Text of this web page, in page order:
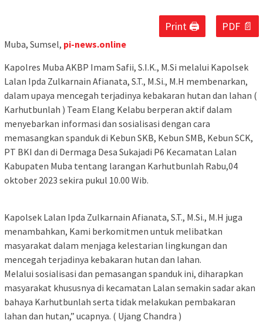
Print 🖨 PDF 📄
Muba, Sumsel, pi-news.online
Kapolres Muba AKBP Imam Safii, S.I.K., M.Si melalui Kapolsek
Lalan Ipda Zulkarnain Afianata, S.T., M.Si., M.H membenarkan,
dalam upaya mencegah terjadinya kebakaran hutan dan lahan (
Karhutbunlah ) Team Elang Kelabu berperan aktif dalam
menyebarkan informasi dan sosialisasi dengan cara
memasangkan spanduk di Kebun SKB, Kebun SMB, Kebun SCK,
PT BKI dan di Dermaga Desa Sukajadi P6 Kecamatan Lalan
Kabupaten Muba tentang larangan Karhutbunlah Rabu,04
oktober 2023 sekira pukul 10.00 Wib.
Kapolsek Lalan Ipda Zulkarnain Afianata, S.T., M.Si., M.H juga
menambahkan, Kami berkomitmen untuk melibatkan
masyarakat dalam menjaga kelestarian lingkungan dan
mencegah terjadinya kebakaran hutan dan lahan.
Melalui sosialisasi dan pemasangan spanduk ini, diharapkan
masyarakat khususnya di kecamatan Lalan semakin sadar akan
bahaya Karhutbunlah serta tidak melakukan pembakaran
lahan dan hutan,” ucapnya. ( Ujang Chandra )